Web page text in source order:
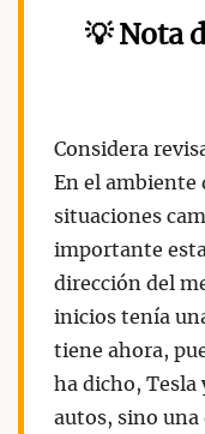
💡 Nota
Considera
En el ambiente
situaciones
importante
dirección del
inicios tenía
tiene ahora,
ha dicho, Tesla
autos, sino una